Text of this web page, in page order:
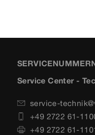
Service Center -
service-
+49 2722 61-
+49 2722 61-